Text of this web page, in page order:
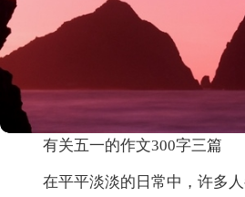
有关五一的作文300字三篇
在平平淡淡的日常中，许多